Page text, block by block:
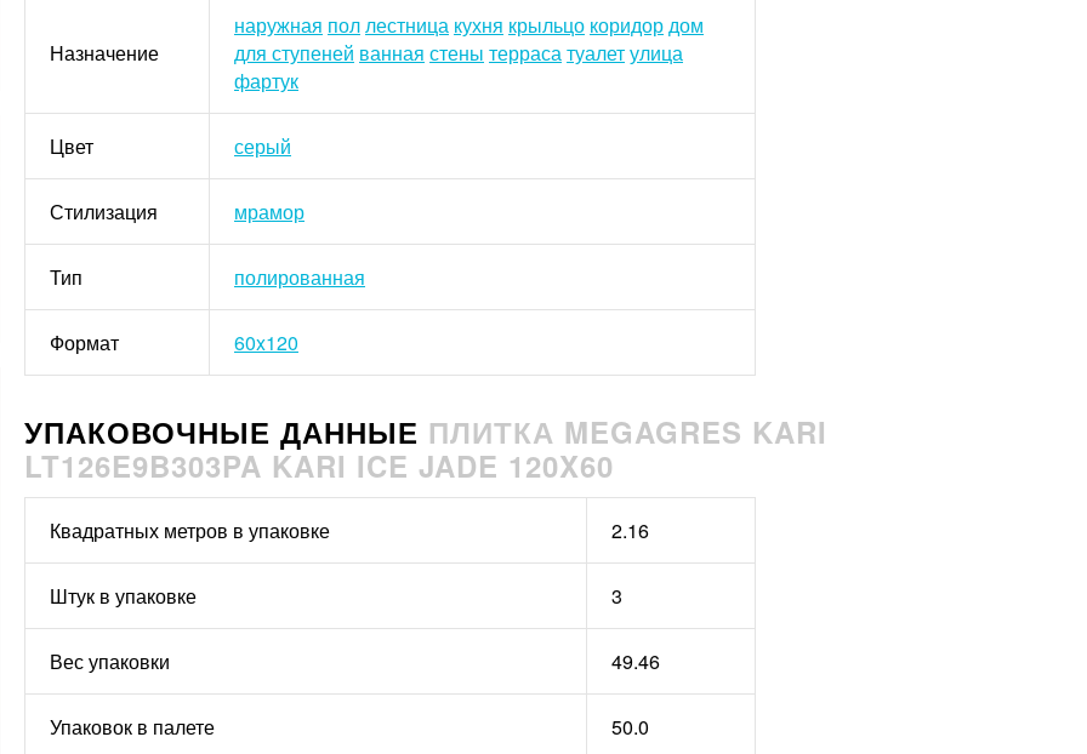
Назначение
наружная поллестница кухня крыльцо коридордом
для ступеней ванная стены террасатуалетулица
фартук
Цвет серый
Стилизация мрамор
Тип полированная
Формат 60x120
УПАКОВОЧНЫЕ ДАННЫЕ ПЛИТКА MEGAGRES KARI
LT126E9B303PA KARI ICE JADE 120X60
Квадратных метров в упаковке 2.16
Штук в упаковке 3
Вес упаковки 49.46
Упаковок в палете 50.0